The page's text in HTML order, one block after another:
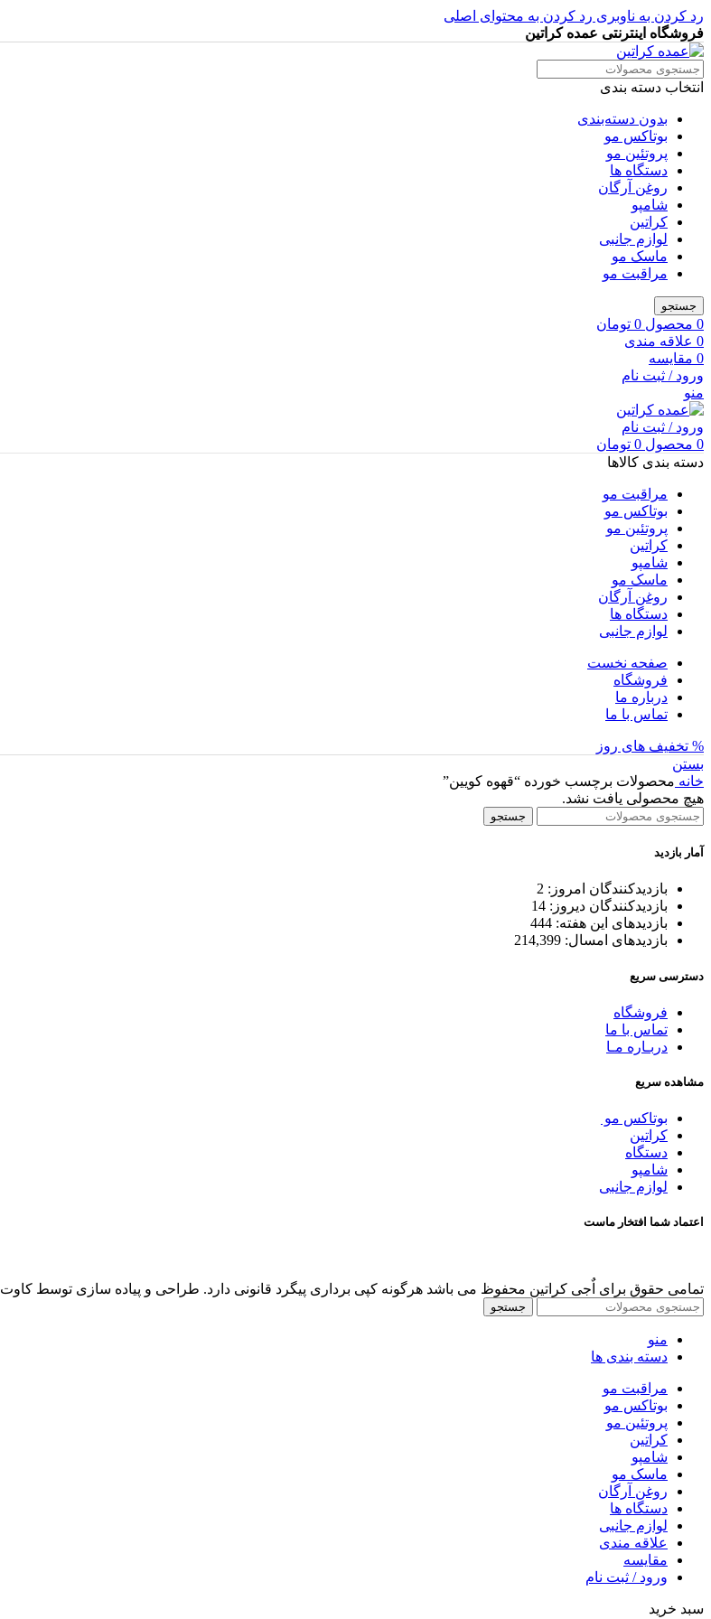
رد کردن به ناوبری رد کردن به محتوای اصلی
فروشگاه اینترنتی عمده کراتین
انتخاب دسته بندی
بدون دسته‌بندی
بوتاکس مو
پروتئین مو
دستگاه ها
روغن آرگان
شامپو
کراتین
لوازم جانبی
ماسک مو
مراقبت مو
جستجو
0 محصول 0 تومان
0 علاقه مندی
0 مقایسه
ورود / ثبت نام
منو
ورود / ثبت نام
0 محصول 0 تومان
دسته بندی کالاها
مراقبت مو
بوتاکس مو
پروتئین مو
کراتین
شامپو
ماسک مو
روغن آرگان
دستگاه ها
لوازم جانبی
صفحه نخست
فروشگاه
درباره ما
تماس با ما
% تخفیف های روز
بستن
خانه محصولات برچسب خورده “قهوه کویین”
هیچ محصولی یافت نشد.
جستجو
آمار بازدید
بازدیدکنندگان امروز: 2
بازدیدکنندگان دیروز: 14
بازدیدهای این هفته: 444
بازدیدهای امسال: 214,399
دسترسی سریع
فروشگاه
تماس با ما
دربـاره مـا
مشاهده سریع
بوتاکس مو
کراتین
دستگاه
شامپو
لوازم جانبی
اعتماد شما افتخار ماست
تمامی حقوق برای اٌجی کراتین محفوظ می باشد هرگونه کپی برداری پیگرد قانونی دارد. طراحی و پیاده سازی توسط کاوت
جستجو
منو
دسته بندی ها
مراقبت مو
بوتاکس مو
پروتئین مو
کراتین
شامپو
ماسک مو
روغن آرگان
دستگاه ها
لوازم جانبی
علاقه مندی
مقایسه
ورود / ثبت نام
سبد خرید